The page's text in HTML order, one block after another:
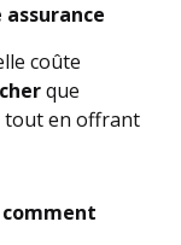
assurance
coûte
que
tout en offrant
comment